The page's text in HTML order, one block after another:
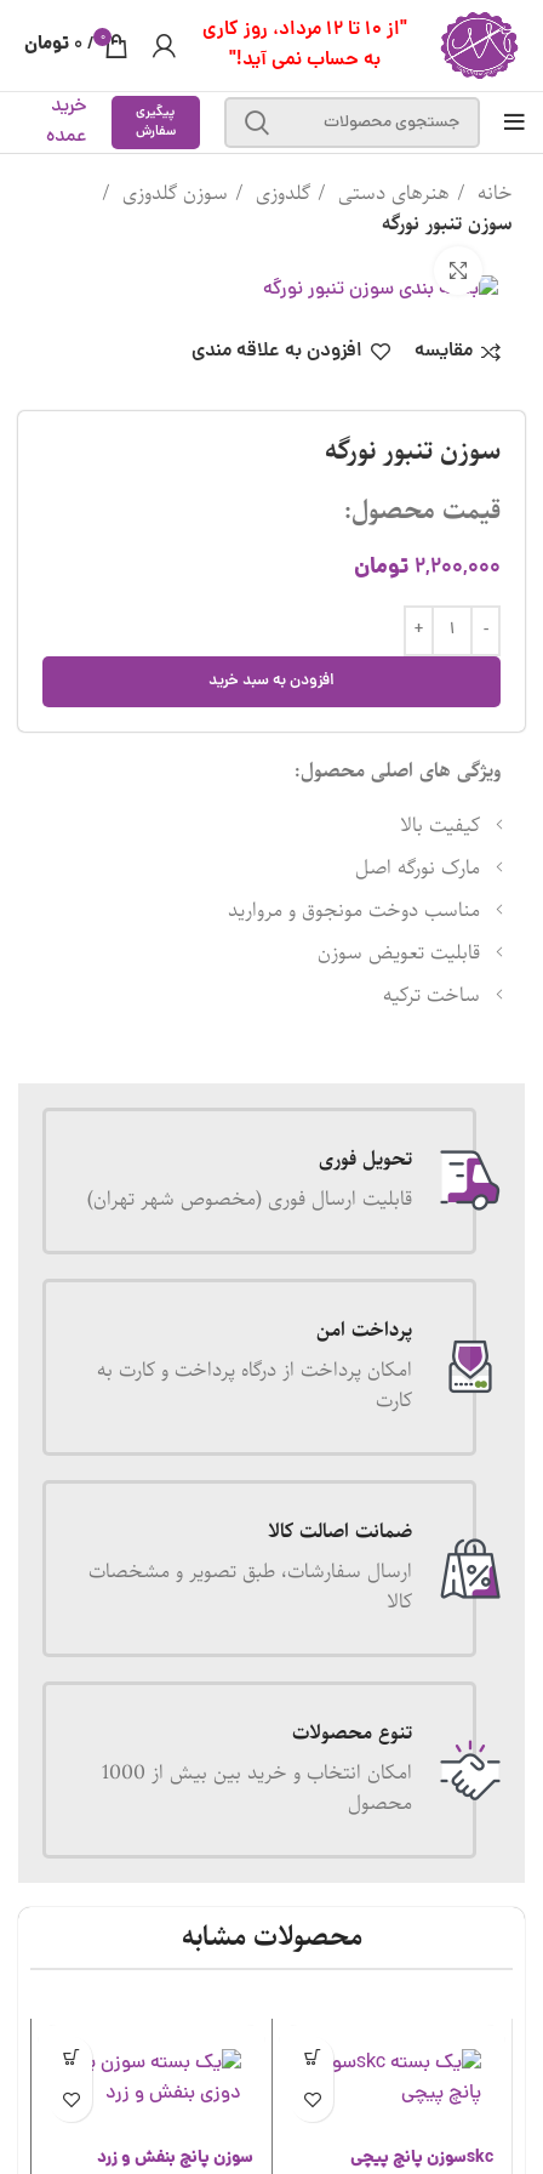
"از 10 تا 12 مرداد، روز کاری
به حساب نمی آید!"
0
/
0 تومان
پیگیری
سفارش
خرید
عمده
خانه هنرهای دستی گلدوزی
سوزن گلدوزی
سوزن تنبور نورگه
مقایسه افزودن به علاقه مندی
سوزن تنبور نورگه
قیمت محصول:
2,200,000 تومان
افزودن به سبد خرید
ویژگی های اصلی محصول:
کیفیت بالا
مارک نورگه اصل
مناسب دوخت مونجوق و مروارید
قابلیت تعویض سوزن
ساخت ترکیه
تحویل فوری
قابلیت ارسال فوری (مخصوص شهر تهران)
پرداخت امن
امکان پرداخت از درگاه پرداخت و کارت به
کارت
ضمانت اصالت کالا
ارسال سفارشات، طبق تصویر و مشخصات
کالا
تنوع محصولات
امکان انتخاب و خرید بین بیش از 1000
محصول
محصولات مشابه
skcسوزن پانچ پیچی سوزن پانچ بنفش و زرد